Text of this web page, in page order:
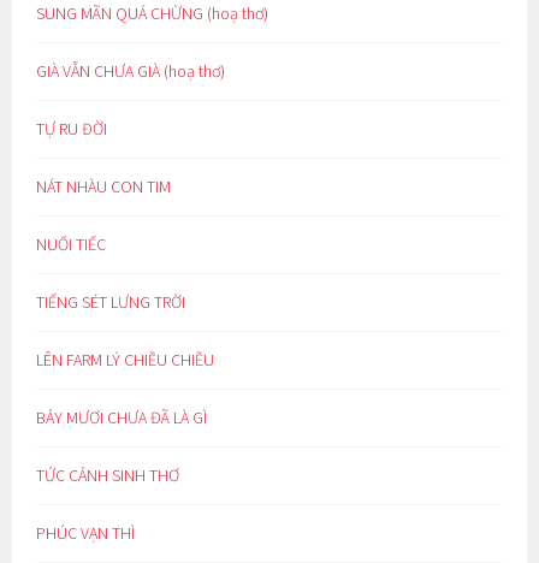
SUNG MÃN QUÁ CHỪNG (hoạ thơ)
GIÀ VẪN CHƯA GIÀ (hoạ thơ)
TỰ RU ĐỜI
NÁT NHÀU CON TIM
NUỐI TIẾC
TIẾNG SÉT LƯNG TRỜI
LÊN FARM LÝ CHIỀU CHIỀU
BẢY MƯƠI CHƯA ĐÃ LÀ GÌ
TỨC CẢNH SINH THƠ
PHÚC VẠN THÌ